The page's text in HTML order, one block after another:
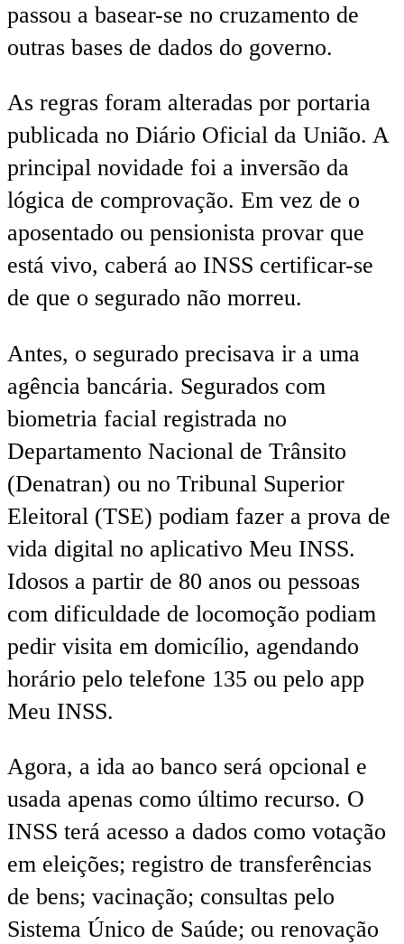
passou a basear-se no cruzamento de
outras bases de dados do governo.
As regras foram alteradas por portaria
publicada no Diário Oficial da União. A
principal novidade foi a inversão da
lógica de comprovação. Em vez de o
aposentado ou pensionista provar que
está vivo, caberá ao INSS certificar-se
de que o segurado não morreu.
Antes, o segurado precisava ir a uma
agência bancária. Segurados com
biometria facial registrada no
Departamento Nacional de Trânsito
(Denatran) ou no Tribunal Superior
Eleitoral (TSE) podiam fazer a prova de
vida digital no aplicativo Meu INSS.
Idosos a partir de 80 anos ou pessoas
com dificuldade de locomoção podiam
pedir visita em domicílio, agendando
horário pelo telefone 135 ou pelo app
Meu INSS.
Agora, a ida ao banco será opcional e
usada apenas como último recurso. O
INSS terá acesso a dados como votação
em eleições; registro de transferências
de bens; vacinação; consultas pelo
Sistema Único de Saúde; ou renovação